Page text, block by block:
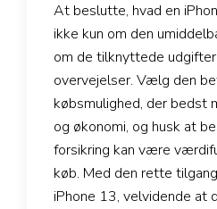
At beslutte, hvad en
ikke kun om den
om de tilknyttede
overvejelser. Vælg den
købsmulighed, der bedst
og økonomi, og husk at
forsikring kan være
køb. Med den rette
iPhone 13, velvidende at